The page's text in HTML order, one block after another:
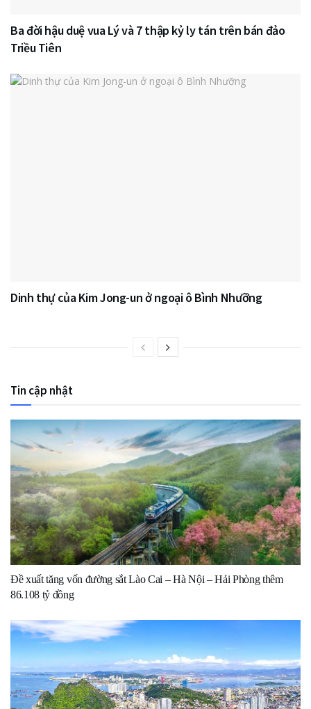
Ba đời hậu duệ vua Lý và 7 thập kỷ ly tán trên bán đảo
Triều Tiên
Dinh thự của Kim Jong-un ở ngoại ô Bình Nhưỡng
Tin cập nhật
Đề xuất tăng vốn đường sắt Lào Cai – Hà Nội – Hải Phòng thêm
86.108 tỷ đồng